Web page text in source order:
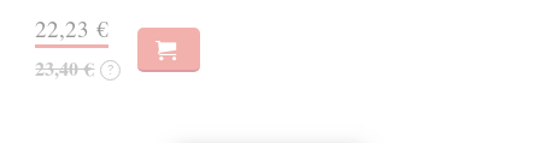
22,23 €
23,40 € ?